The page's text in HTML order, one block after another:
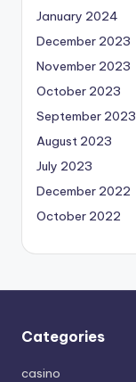
January 2024
December 2023
November 2023
October 2023
September 2023
August 2023
July 2023
December 2022
October 2022
Categories
casino